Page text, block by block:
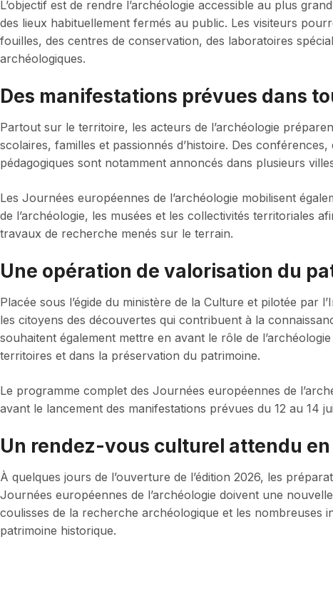
L’objectif est de rendre l’archéologie accessible au plus
des lieux habituellement fermés au public. Les visiteurs
fouilles, des centres de conservation, des laboratoires
archéologiques.
Des manifestations prévues dans
Partout sur le territoire, les acteurs de l’archéologie
scolaires, familles et passionnés d’histoire. Des
pédagogiques sont notamment annoncés dans plusieurs
Les Journées européennes de l’archéologie mobilisent
de l’archéologie, les musées et les collectivités territoriales
travaux de recherche menés sur le terrain.
Une opération de valorisation du
Placée sous l’égide du ministère de la Culture et pilotée par
les citoyens des découvertes qui contribuent à la
souhaitent également mettre en avant le rôle de
territoires et dans la préservation du patrimoine.
Le programme complet des Journées européennes de
avant le lancement des manifestations prévues du 12 au 14
Un rendez-vous culturel attendu en
À quelques jours de l’ouverture de l’édition 2026, les
Journées européennes de l’archéologie doivent une
coulisses de la recherche archéologique et les nombreuses
patrimoine historique.